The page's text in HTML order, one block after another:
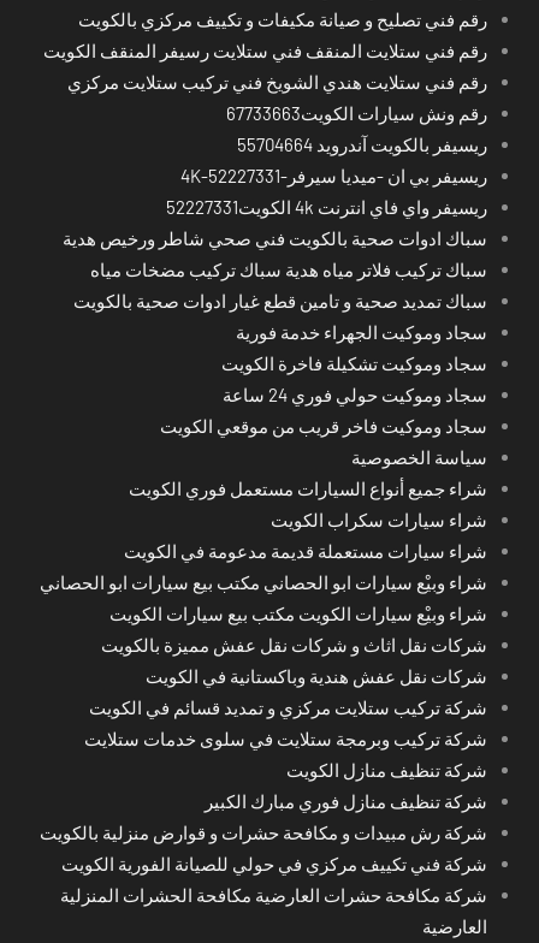
رقم فني تصليح و صيانة مكيفات و تكييف مركزي بالكويت
رقم فني ستلايت المنقف فني ستلايت رسيفر المنقف الكويت
رقم فني ستلايت هندي الشويخ فني تركيب ستلايت مركزي
رقم ونش سيارات الكويت67733663
ريسيفر بالكويت آندرويد 55704664
ريسيفر بي ان -ميديا سيرفر-4K-52227331
ريسيفر واي فاي انترنت 4k الكويت52227331
سباك ادوات صحية بالكويت فني صحي شاطر ورخيص هدية
سباك تركيب فلاتر مياه هدية سباك تركيب مضخات مياه
سباك تمديد صحية و تامين قطع غيار ادوات صحية بالكويت
سجاد وموكيت الجهراء خدمة فورية
سجاد وموكيت تشكيلة فاخرة الكويت
سجاد وموكيت حولي فوري 24 ساعة
سجاد وموكيت فاخر قريب من موقعي الكويت
سياسة الخصوصية
شراء جميع أنواع السيارات مستعمل فوري الكويت
شراء سيارات سكراب الكويت
شراء سيارات مستعملة قديمة مدعومة في الكويت
شراء وبيْع سيارات ابو الحصاني مكتب بيع سيارات ابو الحصاني
شراء وبيْع سيارات الكويت مكتب بيع سيارات الكويت
شركات نقل اثاث و شركات نقل عفش مميزة بالكويت
شركات نقل عفش هندية وباكستانية في الكويت
شركة تركيب ستلايت مركزي و تمديد قسائم في الكويت
شركة تركيب وبرمجة ستلايت في سلوى خدمات ستلايت
شركة تنظيف منازل الكويت
شركة تنظيف منازل فوري مبارك الكبير
شركة رش مبيدات و مكافحة حشرات و قوارض منزلية بالكويت
شركة فني تكييف مركزي في حولي للصيانة الفورية الكويت
شركة مكافحة حشرات العارضية مكافحة الحشرات المنزلية
العارضية